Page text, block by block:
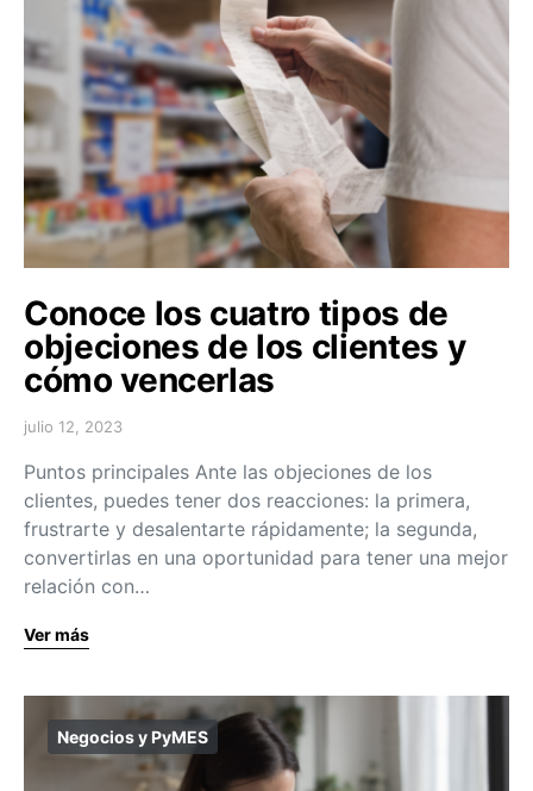
Conoce los cuatro tipos de
objeciones de los clientes y
cómo vencerlas
julio 12, 2023
Puntos principales Ante las objeciones de los
clientes, puedes tener dos reacciones: la primera,
frustrarte y desalentarte rápidamente; la segunda,
convertirlas en una oportunidad para tener una mejor
relación con…
Ver más
Negocios y PyMES